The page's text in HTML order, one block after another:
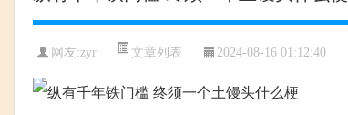
网友:zyr 文章列表 2024-08-16 01:12:40